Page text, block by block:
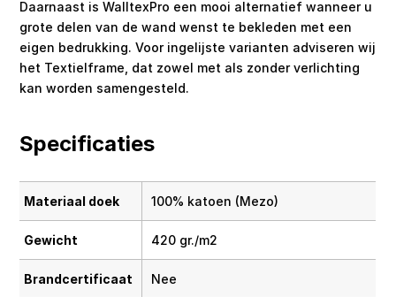
Daarnaast is WalltexPro een mooi alternatief wanneer u
grote delen van de wand wenst te bekleden met een
eigen bedrukking. Voor ingelijste varianten adviseren wij
het Textielframe, dat zowel met als zonder verlichting
kan worden samengesteld.
Specificaties
Materiaal doek 100% katoen (Mezo)
Gewicht 420 gr./m2
Brandcertificaat Nee